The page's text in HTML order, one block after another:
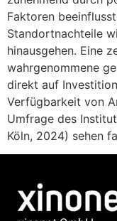
Faktoren
Standortnachteile
hinausgehen. Eine
wahrgenommene
direkt auf
Verfügbarkeit von
Umfrage des
Köln, 2024) sehen